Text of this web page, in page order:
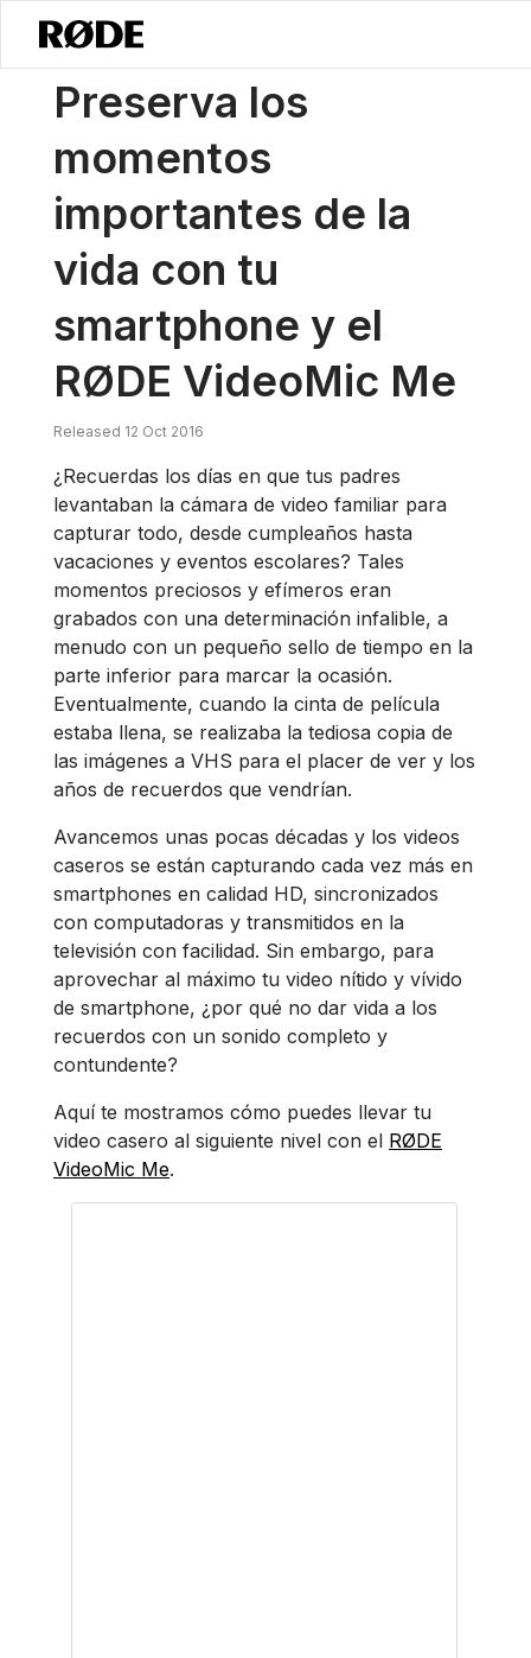
Noticias / Preserva Los Momentos Importantes De La Vida Con Tu
Preserva los
momentos
importantes de la
vida con tu
smartphone y el
RØDE VideoMic Me
Released 12 Oct 2016
¿Recuerdas los días en que tus padres
levantaban la cámara de video familiar para
capturar todo, desde cumpleaños hasta
vacaciones y eventos escolares? Tales
momentos preciosos y efímeros eran
grabados con una determinación infalible, a
menudo con un pequeño sello de tiempo en la
parte inferior para marcar la ocasión.
Eventualmente, cuando la cinta de película
estaba llena, se realizaba la tediosa copia de
las imágenes a VHS para el placer de ver y los
años de recuerdos que vendrían.
Avancemos unas pocas décadas y los videos
caseros se están capturando cada vez más en
smartphones en calidad HD, sincronizados
con computadoras y transmitidos en la
televisión con facilidad. Sin embargo, para
aprovechar al máximo tu video nítido y vívido
de smartphone, ¿por qué no dar vida a los
recuerdos con un sonido completo y
contundente?
Aquí te mostramos cómo puedes llevar tu
video casero al siguiente nivel con el RØDE
VideoMic Me.